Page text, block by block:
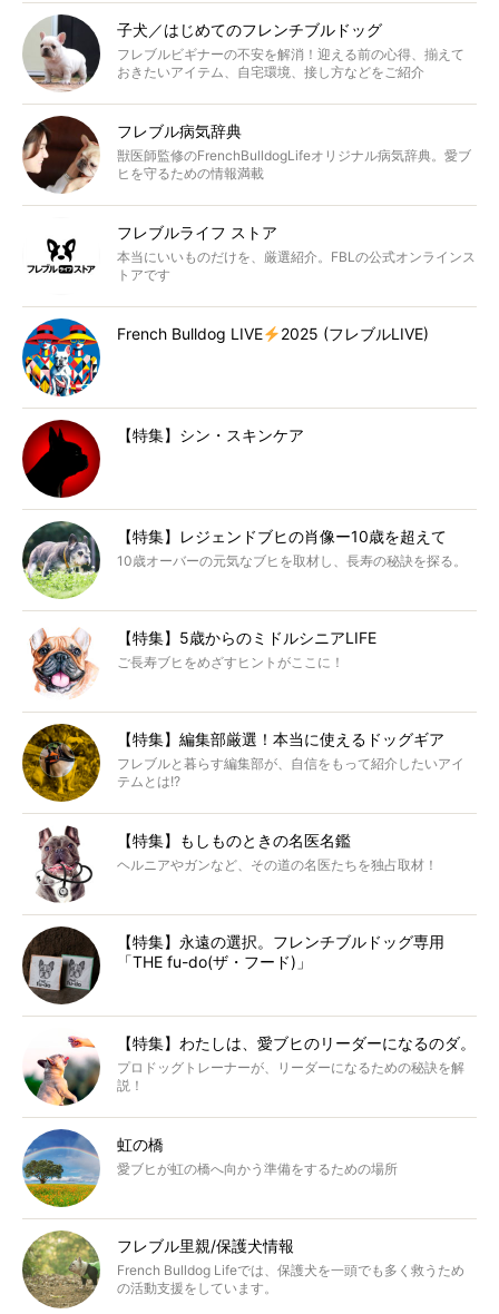
子犬／はじめてのフレンチブルドッグ
フレブルビギナーの不安を解消！迎える前の心得、揃えて
おきたいアイテム、自宅環境、接し方などをご紹介
フレブル病気辞典
獣医師監修のFrenchBulldogLifeオリジナル病気辞典。愛ブ
ヒを守るための情報満載
フレブルライフ ストア
本当にいいものだけを、厳選紹介。FBLの公式オンラインス
トアです
French Bulldog LIVE 2025 (フレブルLIVE)
【特集】シン・スキンケア
【特集】レジェンドブヒの肖像ー10歳を超えて
10歳オーバーの元気なブヒを取材し、長寿の秘訣を探る。
【特集】5歳からのミドルシニアLIFE
ご長寿ブヒをめざすヒントがここに！
【特集】編集部厳選！本当に使えるドッグギア
フレブルと暮らす編集部が、自信をもって紹介したいアイ
テムとは!?
【特集】もしものときの名医名鑑
ヘルニアやガンなど、その道の名医たちを独占取材！
【特集】永遠の選択。フレンチブルドッグ専用
「THE fu-do(ザ・フード)」
【特集】わたしは、愛ブヒのリーダーになるのダ。
プロドッグトレーナーが、リーダーになるための秘訣を解
説！
虹の橋
愛ブヒが虹の橋へ向かう準備をするための場所
フレブル里親/保護犬情報
French Bulldog Lifeでは、保護犬を一頭でも多く救うため
の活動支援をしています。